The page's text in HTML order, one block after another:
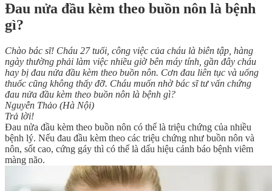
Đau nửa đầu kèm theo buồn nôn là bệnh
gì?
Chào bác sĩ! Cháu 27 tuổi, công việc của cháu là biên tập, hàng
ngày thường phải làm việc nhiều giờ bên máy tính, gần đây cháu
hay bị đau nửa đầu kèm theo buồn nôn. Cơn đau liên tục và uống
thuốc cũng không thấy đỡ. Cháu muốn nhờ bác sĩ tư vấn chứng
đau nửa đầu kèm theo buồn nôn là bệnh gì?
Nguyễn Thảo (Hà Nội)
Trả lời!
Đau nửa đầu kèm theo buồn nôn có thể là triệu chứng của nhiều
bệnh lý. Nếu đau đầu kèm theo các triệu chứng như buồn nôn và
nôn, sốt cao, cứng gáy thì có thể là dấu hiệu cảnh báo bệnh viêm
màng não.